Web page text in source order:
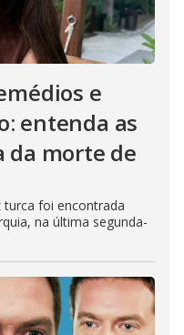
e
entenda as
da morte de
turca foi encontrada
na última segunda-